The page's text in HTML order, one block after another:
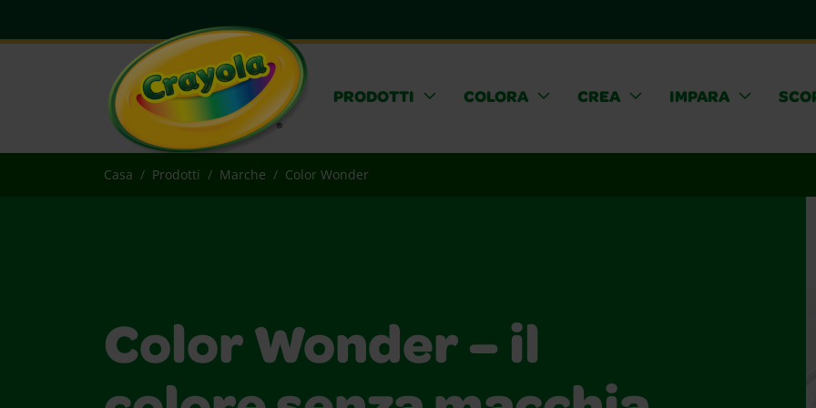
PRODOTTI COLORA CREA IMPARA
Casa Prodotti Marche Color Wonder
Color Wonder – il